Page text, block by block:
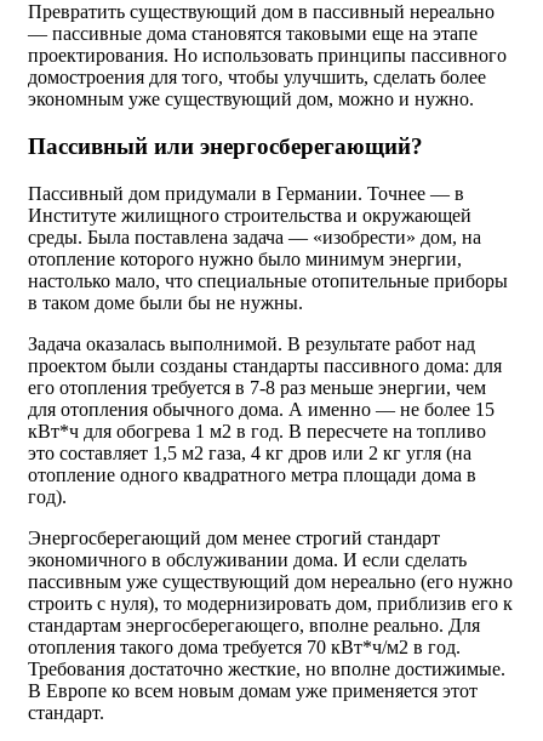
Превратить существующий дом в пассивный нереально
— пассивные дома становятся таковыми еще на этапе
проектирования. Но использовать принципы пассивного
домостроения для того, чтобы улучшить, сделать более
экономным уже существующий дом, можно и нужно.
Пассивный или энергосберегающий?
Пассивный дом придумали в Германии. Точнее — в
Институте жилищного строительства и окружающей
среды. Была поставлена задача — «изобрести» дом, на
отопление которого нужно было минимум энергии,
настолько мало, что специальные отопительные приборы
в таком доме были бы не нужны.
Задача оказалась выполнимой. В результате работ над
проектом были созданы стандарты пассивного дома: для
его отопления требуется в 7-8 раз меньше энергии, чем
для отопления обычного дома. А именно — не более 15
кВт*ч для обогрева 1 м2 в год. В пересчете на топливо
это составляет 1,5 м2 газа, 4 кг дров или 2 кг угля (на
отопление одного квадратного метра площади дома в
год).
Энергосберегающий дом менее строгий стандарт
экономичного в обслуживании дома. И если сделать
пассивным уже существующий дом нереально (его нужно
строить с нуля), то модернизировать дом, приблизив его к
стандартам энергосберегающего, вполне реально. Для
отопления такого дома требуется 70 кВт*ч/м2 в год.
Требования достаточно жесткие, но вполне достижимые.
В Европе ко всем новым домам уже применяется этот
стандарт.